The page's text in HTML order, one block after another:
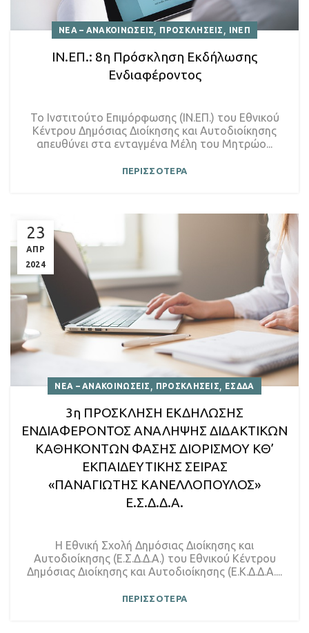
ΝΕΑ – ΑΝΑΚΟΙΝΩΣΕΙΣ, ΠΡΟΣΚΛΗΣΕΙΣ , ΙΝΕΠ
ΙΝ.ΕΠ.: 8η Πρόσκληση Εκδήλωσης
Ενδιαφέροντος
Το Ινστιτούτο Επιμόρφωσης (ΙΝ.ΕΠ.) του Εθνικού
Κέντρου Δημόσιας Διοίκησης και Αυτοδιοίκησης
απευθύνει στα ενταγμένα Μέλη του Μητρώο...
ΠΕΡΙΣΣΟΤΕΡΑ
23
ΑΠΡ
2024
ΝΕΑ – ΑΝΑΚΟΙΝΩΣΕΙΣ , ΠΡΟΣΚΛΗΣΕΙΣ, ΕΣΔΔΑ
3η ΠΡΟΣΚΛΗΣΗ ΕΚΔΗΛΩΣΗΣ
ΕΝΔΙΑΦΕΡΟΝΤΟΣ ΑΝΑΛΗΨΗΣ ΔΙΔΑΚΤΙΚΩΝ
ΚΑΘΗΚΟΝΤΩΝ ΦΑΣΗΣ ΔΙΟΡΙΣΜΟΥ ΚΘ’
ΕΚΠΑΙΔΕΥΤΙΚΗΣ ΣΕΙΡΑΣ
«ΠΑΝΑΓΙΩΤΗΣ ΚΑΝΕΛΛΟΠΟΥΛΟΣ»
Ε.Σ.Δ.Δ.Α.
Η Εθνική Σχολή Δημόσιας Διοίκησης και
Αυτοδιοίκησης (Ε.Σ.Δ.Δ.Α.) του Εθνικού Κέντρου
Δημόσιας Διοίκησης και Αυτοδιοίκησης (Ε.Κ.Δ.Δ.Α....
ΠΕΡΙΣΣΟΤΕΡΑ